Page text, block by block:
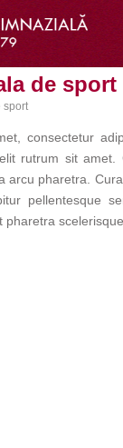
de sport
sport
consectetur
rutrum sit amet.
arcu pharetra.
pellentesque
scelerisque.